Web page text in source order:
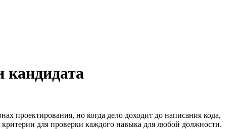
кандидата
проектирования, но когда дело доходит до написания кода,
для проверки каждого навыка для любой должности.